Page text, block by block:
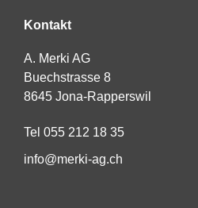
Kontakt
A. Merki AG
Buechstrasse 8
8645 Jona-Rapperswil
Tel 055 212 18 35
nf m rk - g ch